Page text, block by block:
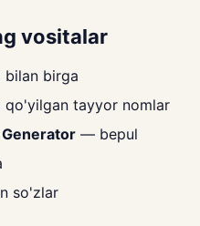
vositalar
birga
tayyor nomlar
— bepul
so'zlar